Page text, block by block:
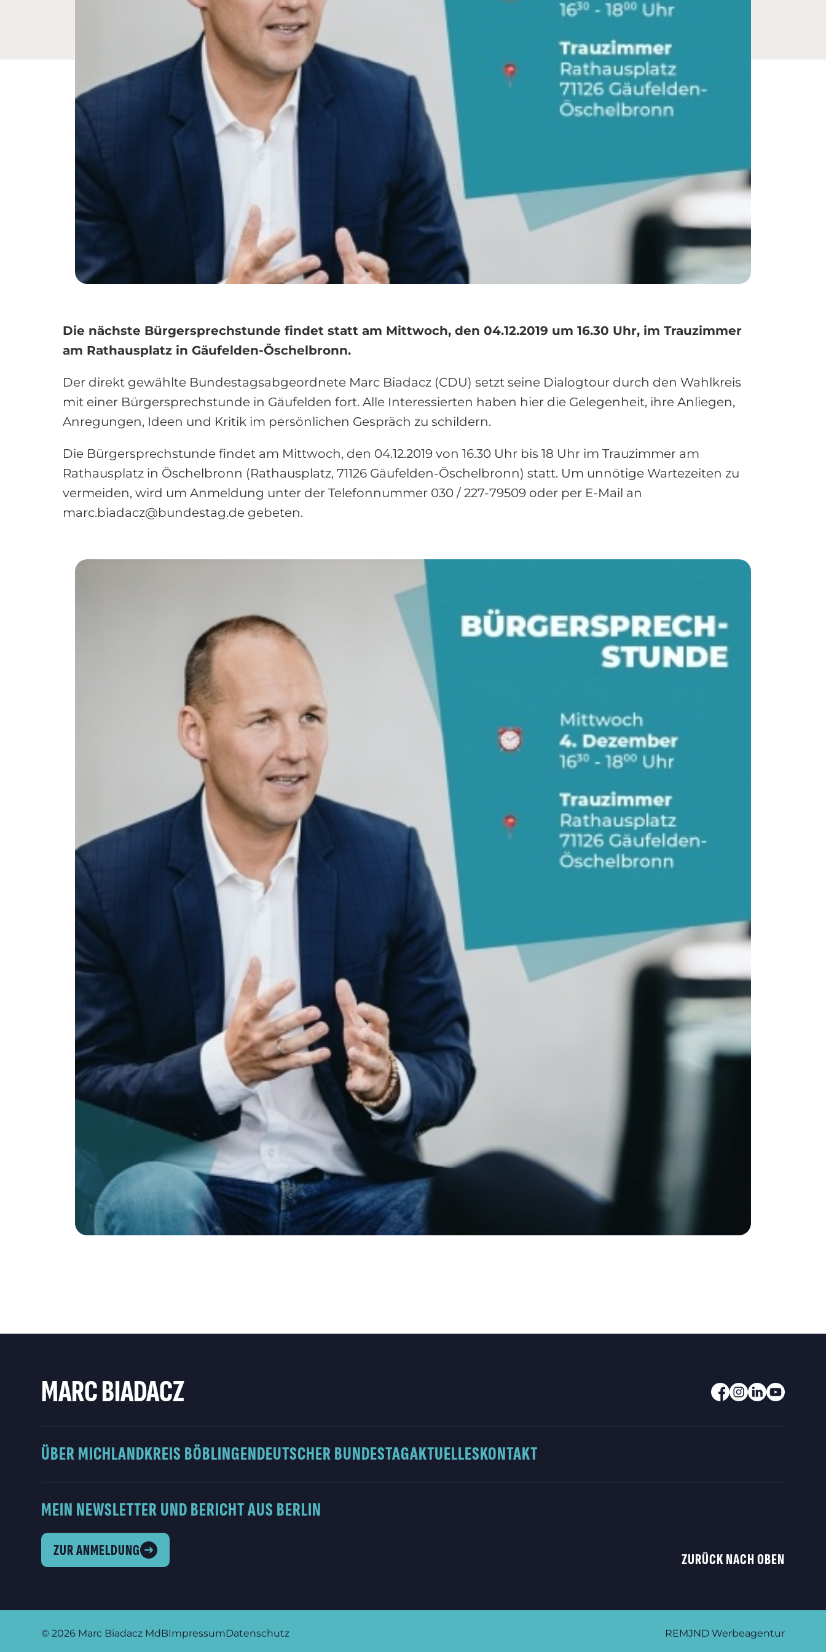
Die nächste Bürgersprechstunde findet statt am Mittwoch, den 04.12.2019 um 16.30 Uhr, im Trauzimmer
am Rathausplatz in Gäufelden-Öschelbronn.
Der direkt gewählte Bundestagsabgeordnete Marc Biadacz (CDU) setzt seine Dialogtour durch den Wahlkreis
mit einer Bürgersprechstunde in Gäufelden fort. Alle Interessierten haben hier die Gelegenheit, ihre Anliegen,
Anregungen, Ideen und Kritik im persönlichen Gespräch zu schildern.
Die Bürgersprechstunde findet am Mittwoch, den 04.12.2019 von 16.30 Uhr bis 18 Uhr im Trauzimmer am
Rathausplatz in Öschelbronn (Rathausplatz, 71126 Gäufelden-Öschelbronn) statt. Um unnötige Wartezeiten zu
vermeiden, wird um Anmeldung unter der Telefonnummer 030 / 227-79509 oder per E-Mail an
marc.biadacz@bundestag.de gebeten.
MARC BIADACZ
ÜBER MICHLANDKREIS BÖBLINGENDEUTSCHER BUNDESTAGAKTUELLESKONTAKT
MEIN NEWSLETTER UND BERICHT AUS BERLIN
ZUR ANMELDUNG
ZURÜCK NACH OBEN
© 2026 Marc Biadacz MdBImpressumDatenschutz REMJND Werbeagentur